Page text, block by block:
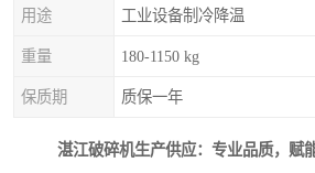
用途 工业设备制冷降温
重量 180-1150 kg
保质期 质保一年
湛江破碎机生产供应：专业品质，赋